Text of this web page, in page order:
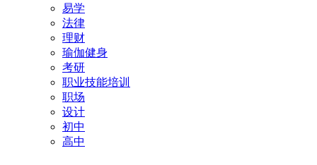
易学
法律
理财
瑜伽健身
考研
职业技能培训
职场
设计
初中
高中